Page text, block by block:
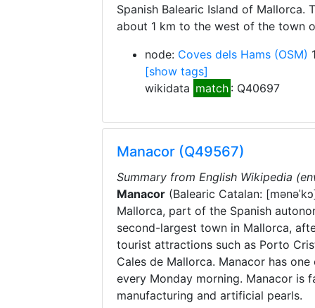
Spanish Balearic Island of Mallorca.
about 1 km to the west of the town
node: Coves dels Hams (OSM)
[show tags]
wikidata match : Q40697
Manacor (Q49567)
Summary from English Wikipedia
Manacor (Balearic Catalan:
Mallorca, part of the Spanish
second-largest town in Mallorca,
tourist attractions such as Porto
Cales de Mallorca. Manacor has
every Monday morning. Manacor is
manufacturing and artificial pearls.